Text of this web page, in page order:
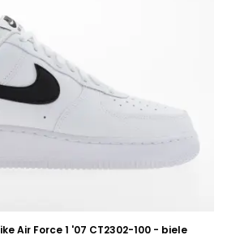
Air Force 1 '07 CT2302-100 - biele